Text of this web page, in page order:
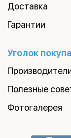
Доставка
Гарантии
Уголок
Полезные
Фотогалерея